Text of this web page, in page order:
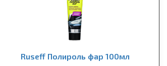
Ruseff Полироль фар 100мл